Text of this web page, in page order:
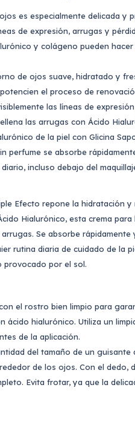
es especialmente delicada y
de expresión, arrugas y
y colágeno pueden
de ojos suave, hidratado y
el proceso de
las líneas de
las arrugas con Ácido
de la piel con Glicina
perfume se absorbe
incluso debajo del
Efecto repone la hidratación
Hialurónico, esta crema
Se absorbe
rutina diaria de cuidado de la
provocado por el sol.
el rostro bien limpio para
ácido hialurónico. Utiliza un
de la aplicación.
del tamaño de un
de los ojos. Con el
Evita frotar, ya que la